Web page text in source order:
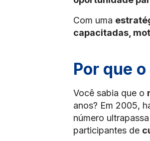
Com uma
capacitadas,
Por que
Você sabia que o
anos? Em 2005,
número
participantes de